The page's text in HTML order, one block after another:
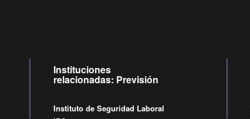
Instituciones
relacionadas: Previsión
Instituto de Seguridad Laboral